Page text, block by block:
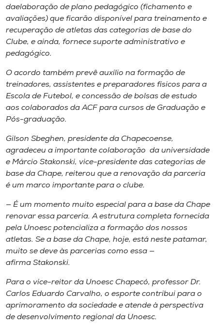
daelaboração de plano pedagógico (fichamento e
avaliações) que ficarão disponível para treinamento e
recuperação de atletas das categorias de base do
Clube, e ainda, fornece suporte administrativo e
pedagógico.
O acordo também prevê auxílio na formação de
treinadores, assistentes e preparadores físicos para a
Escola de Futebol, e concessão de bolsas de estudo
aos colaborados da ACF para cursos de Graduação e
Pós-graduação.
Gilson Sbeghen, presidente da Chapecoense,
agradeceu a importante colaboração da universidade
e Márcio Stakonski, vice-presidente das categorias de
base da Chape, reiterou que a renovação da parceria
é um marco importante para o clube.
— É um momento muito especial para a base da Chape
renovar essa parceria. A estrutura completa fornecida
pela Unoesc potencializa a formação dos nossos
atletas. Se a base da Chape, hoje, está neste patamar,
muito se deve às parcerias como essa —
afirma Stakonski.
Para o vice-reitor da Unoesc Chapecó, professor Dr.
Carlos Eduardo Carvalho, o esporte contribui para o
aprimoramento da sociedade e atende à perspectiva
de desenvolvimento regional da Unoesc.